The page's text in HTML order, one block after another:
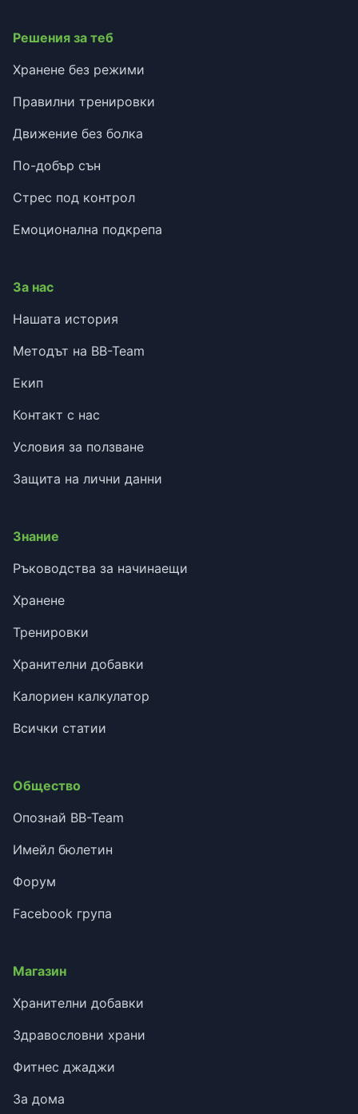
Решения за теб
Хранене без режими
Правилни тренировки
Движение без болка
По-добър сън
Стрес под контрол
Емоционална подкрепа
За нас
Нашата история
Методът на BB-Team
Екип
Контакт с нас
Условия за ползване
Защита на лични данни
Знание
Ръководства за начинаещи
Хранене
Тренировки
Хранителни добавки
Калориен калкулатор
Всички статии
Общество
Опознай BB-Team
Имейл бюлетин
Форум
Facebook група
Магазин
Хранителни добавки
Здравословни храни
Фитнес джаджи
За дома